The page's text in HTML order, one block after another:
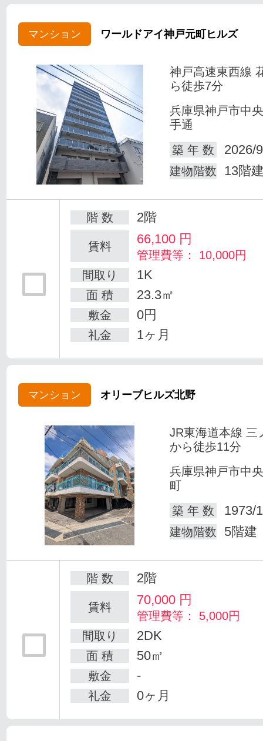
マンション ワールドアイ神戸元町ヒルズ
神戸高速東西線
ら徒歩7分
兵庫県神戸市中
手通
築 年 数
2026/
建物階数 13階
階 数 2階
賃料 66,100 円
管理費等： 10,000円
間取り
1K
面 積 23.3㎡
敷金 0円
礼金 1ヶ月
マンション オリーブヒルズ北野
JR東海道本線 三
から徒歩11分
兵庫県神戸市中
町
築 年 数
1973/
建物階数 5階建
階 数 2階
賃料 70,000 円
管理費等： 5,000円
間取り
2DK
面 積 50㎡
敷金 -
礼金 0ヶ月